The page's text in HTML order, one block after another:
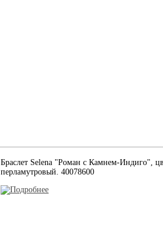
Браслет Selena "Роман с Камнем-Индиго",
перламутровый. 40078600